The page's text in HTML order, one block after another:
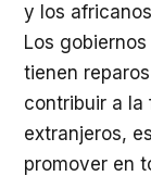
y los
Los
tienen
contribuir a
extranjeros,
promover en